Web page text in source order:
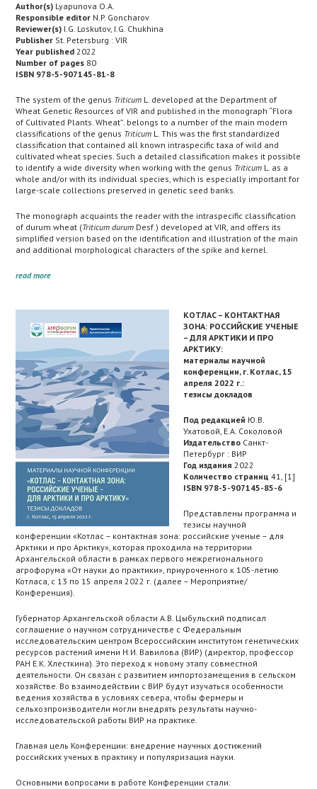
Author(s) Lyapunova O.A.
Responsible editor N.P. Goncharov
Reviewer(s) I.G. Loskutov, I.G. Chukhina
Publisher St. Petersburg : VIR
Year published 2022
Number of pages 80
ISBN 978-5-907145-81-8
The system of the genus Triticum L. developed at the Department of
Wheat Genetic Resources of VIR and published in the monograph “Flora
of Cultivated Plants. Wheat”. belongs to a number of the main modern
classifications of the genus Triticum L. This was the first standardized
classification that contained all known intraspecific taxa of wild and
cultivated wheat species. Such a detailed classification makes it possible
to identify a wide diversity when working with the genus Triticum L. as a
whole and/or with its individual species, which is especially important for
large-scale collections preserved in genetic seed banks.
The monograph acquaints the reader with the intraspecific classification
of durum wheat (Triticum durum Desf.) developed at VIR, and offers its
simplified version based on the identification and illustration of the main
and additional morphological characters of the spike and kernel.
read more
КОТЛАС – КОНТАКТНАЯ
ЗОНА: РОССИЙСКИЕ УЧЕНЫЕ
– ДЛЯ АРКТИКИ И ПРО
АРКТИКУ:
материалы научной
конференции, г. Котлас, 15
апреля 2022 г.:
тезисы докладов
Под редакцией Ю.В.
Ухатовой, Е.А. Соколовой
Издательство Санкт-
Петербург : ВИР
Год издания 2022
Количество страниц 41, [1]
ISBN 978-5-907145-85-6
Представлены программа и
тезисы научной
конференции «Котлас – контактная зона: российские ученые – для
Арктики и про Арктику», которая проходила на территории
Архангельской области в рамках первого межрегионального
агрофорума «От науки до практики», приуроченного к 105-летию
Котласа, с 13 по 15 апреля 2022 г. (далее – Мероприятие/
Конференция).
Губернатор Архангельской области А.В. Цыбульский подписал
соглашение о научном сотрудничестве с Федеральным
исследовательским центром Всероссийским институтом генетических
ресурсов растений имени Н.И. Вавилова (ВИР) (директор, профессор
РАН Е.К. Хлесткина). Это переход к новому этапу совместной
деятельности. Он связан с развитием импортозамещения в сельском
хозяйстве. Во взаимодействии с ВИР будут изучаться особенности
ведения хозяйства в условиях севера, чтобы фермеры и
сельхозпроизводители могли внедрять результаты научно-
исследовательской работы ВИР на практике.
Главная цель Конференции: внедрение научных достижений
российских ученых в практику и популяризация науки.
Основными вопросами в работе Конференции стали: